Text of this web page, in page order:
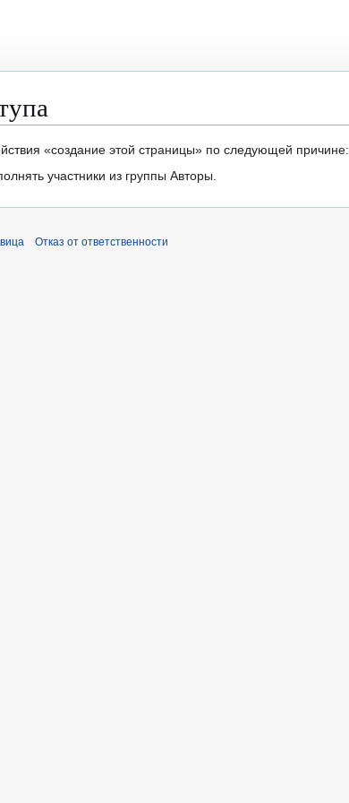
«создание этой страницы» по следующей причине:
участники из группы Авторы.
Отказ от ответственности